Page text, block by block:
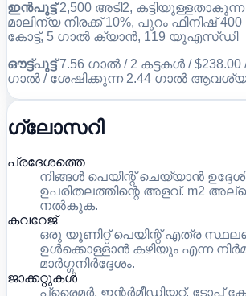
ഇൻപുട്ട്2,500 അടി2, കട്ടിയുള്ളതാകുന്ന
മാലിന്യ നിരക്ക് 10%, പുറം ഫിനിഷ്
കോട്ട്, 5 ഗാൽ ക്യാൻ, 119 യുഎസ്ഡി
ഔട്ട്പുട്ട്7.56 ഗാൽ / 2 കട്ടകൾ /
ഗാൽ / ശേഷിക്കുന്ന 2.44 ഗാൽ
ഗ്ലോസറി
പ്രദേശത്തെ
നിങ്ങൾ പെയിന്റ് ചെയ്യാൻ
ഉപരിതലത്തിന്റെ അളവ്. m2
നൽകുക.
കവറേജ്
ഒരു യൂണിറ്റ് പെയിന്റ് എത്ര
ഉൾക്കൊള്ളാൻ കഴിയും എന്ന
മാർഗ്ഗനിർദ്ദേശം.
ജാക്കറ്റുകൾ
പ്രൈമർ, ഇന്റർമീഡിയറ്റ്, ടോപ്പ്